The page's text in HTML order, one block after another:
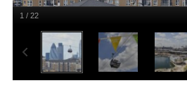
1 / 22